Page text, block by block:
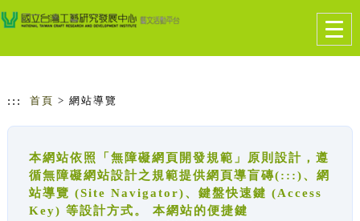
跳到主要內容
網站導覽
::: 首頁 > 網站導覽
本網站依照「無障礙網頁開發規範」原則設計，遵
循無障礙網站設計之規範提供網頁導盲磚(:::)、網
站導覽 (Site Navigator)、鍵盤快速鍵 (Access
Key) 等設計方式。 本網站的便捷鍵